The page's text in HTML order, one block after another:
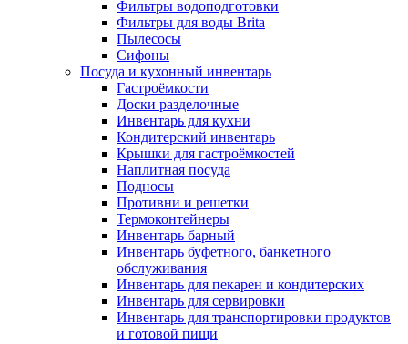
Фильтры водоподготовки
Фильтры для воды Brita
Пылесосы
Сифоны
Посуда и кухонный инвентарь
Гастроёмкости
Доски разделочные
Инвентарь для кухни
Кондитерский инвентарь
Крышки для гастроёмкостей
Наплитная посуда
Подносы
Противни и решетки
Термоконтейнеры
Инвентарь барный
Инвентарь буфетного, банкетного
обслуживания
Инвентарь для пекарен и кондитерских
Инвентарь для сервировки
Инвентарь для транспортировки продуктов
и готовой пищи